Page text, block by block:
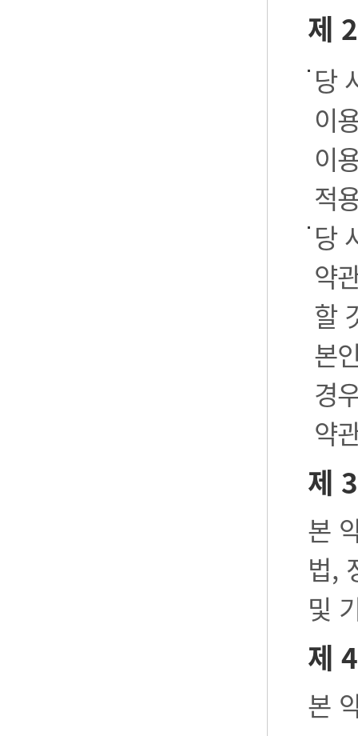
제
당
이
이
적
당
약
할
본
경
약
제
본
법,
및
제
본